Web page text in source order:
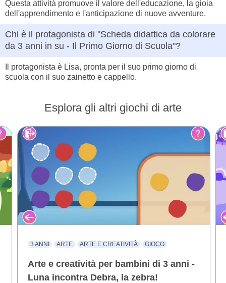
Questa attività promuove il valore dell'educazione, la gioia
dell'apprendimento e l'anticipazione di nuove avventure.
Chi è il protagonista di "Scheda didattica da colorare
da 3 anni in su - Il Primo Giorno di Scuola"?
Il protagonista è Lisa, pronta per il suo primo giorno di
scuola con il suo zainetto e cappello.
Esplora gli altri giochi di arte
3 ANNI ARTE ARTE E CREATIVITÀ GIOCO
Arte e creatività per bambini di 3 anni -
Luna incontra Debra, la zebra!